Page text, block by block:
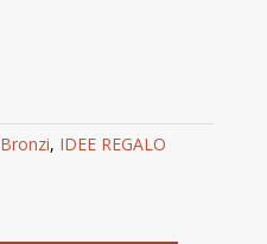
Bronzi, IDEE REGALO